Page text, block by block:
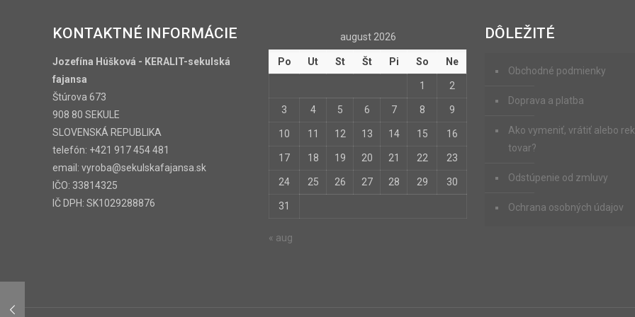
KONTAKTNÉ INFORMÁCIE
Jozefína Húšková - KERALIT-sekulská
fajansa
Štúrova 673
908 80 SEKULE
SLOVENSKÁ REPUBLIKA
telefón: +421 917 454 481
email: vyroba@sekulskafajansa.sk
IČO: 33814325
IČ DPH: SK1029288876
august 2026
Po Ut St Št Pi So Ne
1 2
3 4 5 6 7 8 9
10 11 12 13 14 15 16
17 18 19 20 21 22 23
24 25 26 27 28 29 30
31
« aug
DÔLEŽITÉ
Obchodné podmienky
Doprava a platba
Ako vymeniť, vrátiť alebo
tovar?
Odstúpenie od zmluvy
Ochrana osobných údajov